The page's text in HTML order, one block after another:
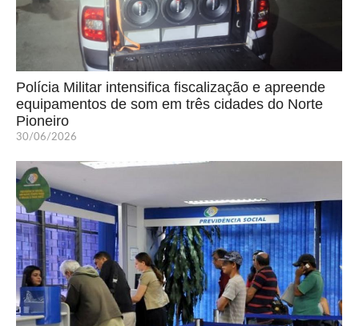
Polícia Militar intensifica fiscalização e apreende
equipamentos de som em três cidades do Norte
Pioneiro
30/06/2026